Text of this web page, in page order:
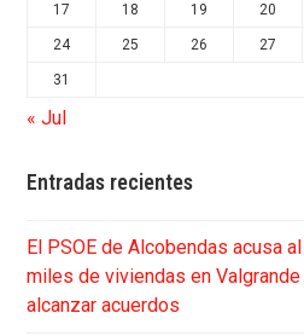
17 18 19 20
24 25 26 27
31
« Jul
Entradas recientes
El PSOE de Alcobendas acusa
miles de viviendas en
alcanzar acuerdos